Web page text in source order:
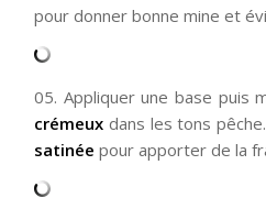
pour donner bonne mine et
05. Appliquer une base puis
crémeux dans les tons
satinée pour apporter de la